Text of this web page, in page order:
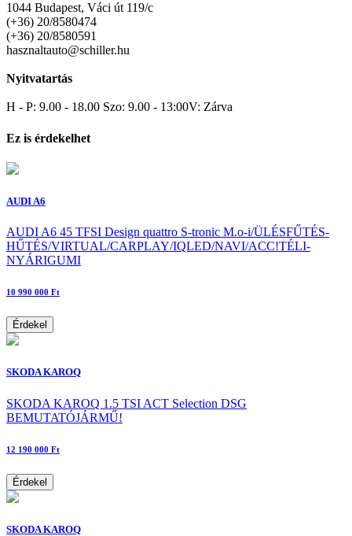
1044 Budapest, Váci út 119/c
(+36) 20/8580474
(+36) 20/8580591
hasznaltauto@schiller.hu
Nyitvatartás
H - P: 9.00 - 18.00 Szo: 9.00 - 13:00V: Zárva
Ez is érdekelhet
AUDI A6
AUDI A6 45 TFSI Design quattro S-tronic M.o-i/ÜLÉSFŰTÉS-
HŰTÉS/VIRTUAL/CARPLAY/IQLED/NAVI/ACC!TÉLI-
NYÁRIGUMI
10 990 000 Ft
Érdekel
SKODA KAROQ
SKODA KAROQ 1.5 TSI ACT Selection DSG
BEMUTATÓJÁRMŰ!
12 190 000 Ft
Érdekel
SKODA KAROQ